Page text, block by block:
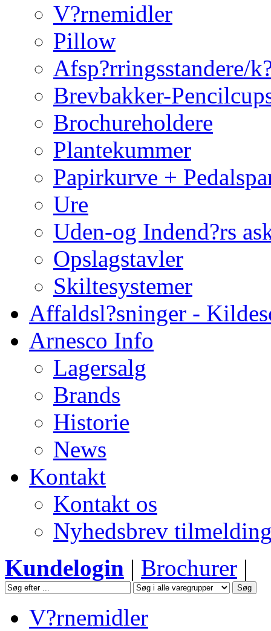
V?rnemidler
Pillow
Afsp?rringsstandere/
Brevbakker-
Brochureholdere
Plantekummer
Papirkurve +
Ure
Uden-og Indend?rs
Opslagstavler
Skiltesystemer
Affaldsl?sninger -
Arnesco Info
Lagersalg
Brands
Historie
News
Kontakt
Kontakt os
Nyhedsbrev
Kundelogin | Brochurer |
V?rnemidler